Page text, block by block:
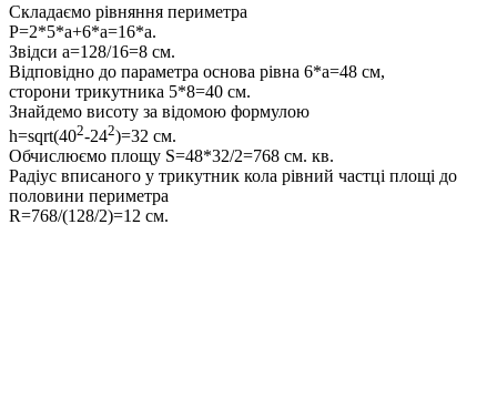
Складаємо рівняння периметра
P=2*5*a+6*a=16*a.
Звідси a=128/16=8 см.
Відповідно до параметра основа рівна 6*a=48 см,
сторони трикутника 5*8=40 см.
Знайдемо висоту за відомою формулою
h=sqrt(402-242)=32 см.
Обчислюємо площу S=48*32/2=768 см. кв.
Радіус вписаного у трикутник кола рівний частці площі до
половини периметра
R=768/(128/2)=12 см.